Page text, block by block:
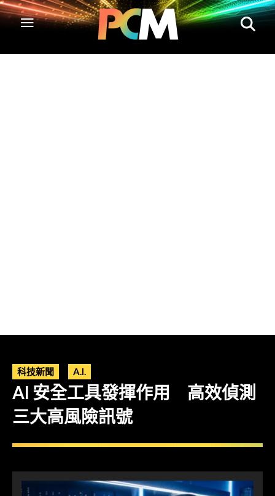
科技新聞 A.I.
AI 安全工具發揮作用 高效偵測
三大高風險訊號